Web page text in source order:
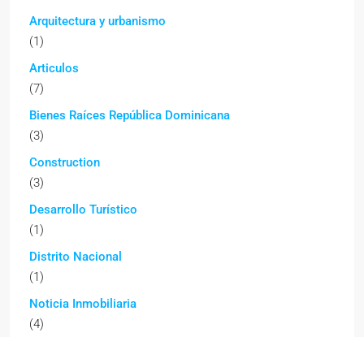
Arquitectura y urbanismo
(1)
Articulos
(7)
Bienes Raíces República Dominicana
(3)
Construction
(3)
Desarrollo Turístico
(1)
Distrito Nacional
(1)
Noticia Inmobiliaria
(4)